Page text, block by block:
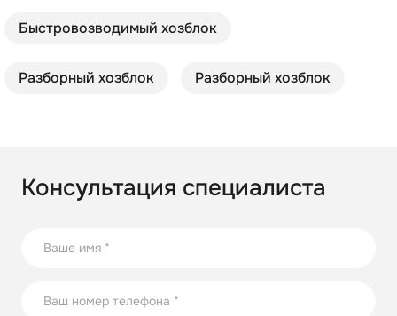
Быстровозводимый хозблок
Разборный хозблок Разборный хозблок
Консультация специалиста